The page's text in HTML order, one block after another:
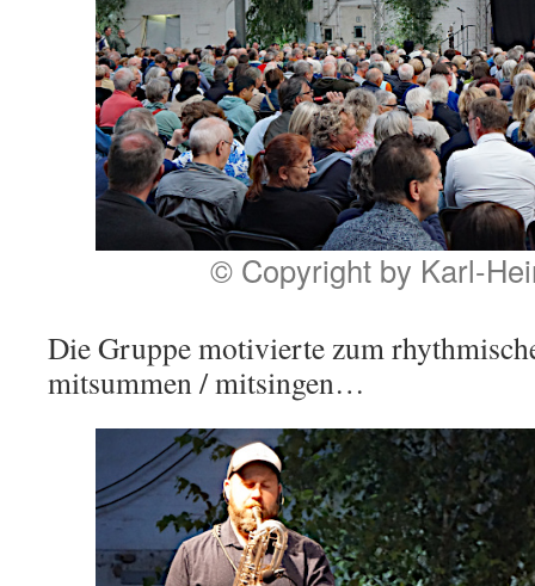
© Copyright by Karl-
Die Gruppe motivierte zum
mitsummen / mitsingen…